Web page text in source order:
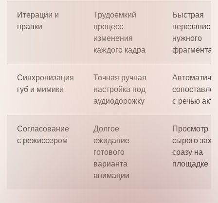
Итерации и
правки
Трудоемкий
процесс
изменения
каждого кадра
Быстрая
перезапись
нужного
фрагмента
Синхронизация
губ и мимики
Точная ручная
настройка под
аудиодорожку
с речью
Согласование
с режиссером
Долгое
ожидание
готового
варианта
анимации
Просмотр
сырого
сразу на
площадке